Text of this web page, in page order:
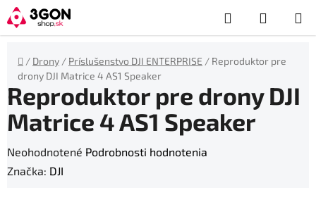
Prejsť
na
obsah
Hľadať
KOŠÍK
Domov
/ Drony / Príslušenstvo DJI ENTERPRISE / Reproduktor pre
drony DJI Matrice 4 AS1 Speaker
Reproduktor pre drony DJI
Matrice 4 AS1 Speaker
Priemerné
hodnotenie
Neohodnotené Podrobnosti hodnotenia
Značka: DJI